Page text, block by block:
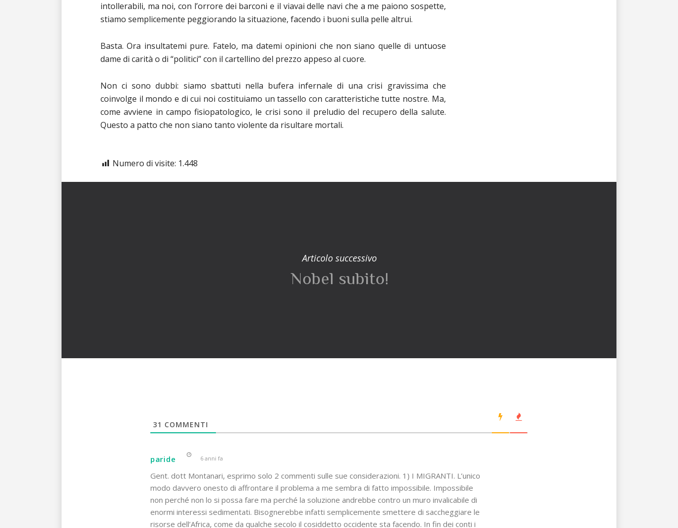
intollerabili, ma noi, con l’orrore dei barconi e il viavai delle navi che a me paiono sospette,
stiamo semplicemente peggiorando la situazione, facendo i buoni sulla pelle altrui.
Basta. Ora insultatemi pure. Fatelo, ma datemi opinioni che non siano quelle di untuose
dame di carità o di “politici” con il cartellino del prezzo appeso al cuore.
Non ci sono dubbi: siamo sbattuti nella bufera infernale di una crisi gravissima che
coinvolge il mondo e di cui noi costituiamo un tassello con caratteristiche tutte nostre. Ma,
come avviene in campo fisiopatologico, le crisi sono il preludio del recupero della salute.
Questo a patto che non siano tanto violente da risultare mortali.
Numero di visite: 1.448
Articolo successivo
Nobel subito!
31 COMMENTI
paride 6 anni fa
Gent. dott Montanari, esprimo solo 2 commenti sulle sue considerazioni. 1) I MIGRANTI. L’unico
modo davvero onesto di affrontare il problema a me sembra di fatto impossibile. Impossibile
non perché non lo si possa fare ma perché la soluzione andrebbe contro un muro invalicabile di
enormi interessi sedimentati. Bisognerebbe infatti semplicemente smettere di saccheggiare le
risorse dell’Africa, come da qualche secolo il cosiddetto occidente sta facendo. In fin dei conti i